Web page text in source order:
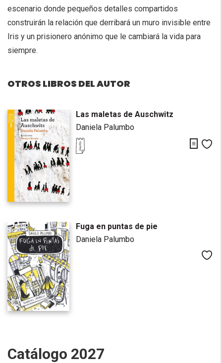
escenario donde pequeños detalles compartidos
construirán la relación que derribará un muro invisible entre
Iris y un prisionero anónimo que le cambiará la vida para
siempre.
OTROS LIBROS DEL AUTOR
Las maletas de Auschwitz
Daniela Palumbo
Fuga en puntas de pie
Daniela Palumbo
Catálogo 2027